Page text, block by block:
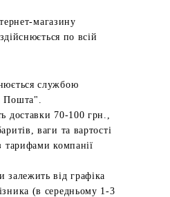
магазину
по всій
службою
Пошта".
доставки 70-100 грн.,
ваги та вартості
тарифами компанії
залежить від графіка
(в середньому 1-3